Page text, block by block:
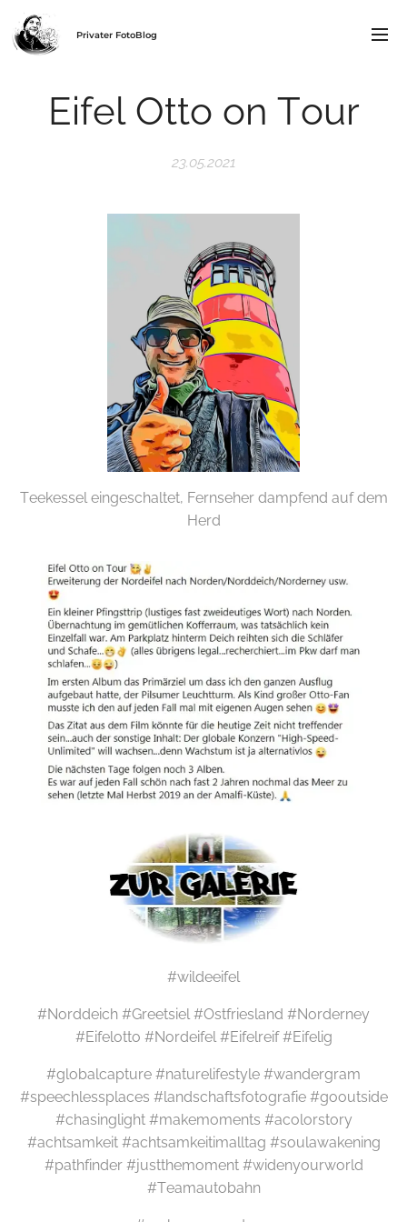
Privater FotoBlog
Eifel Otto on Tour
23.05.2021
Teekessel eingeschaltet, Fernseher dampfend auf dem
Herd
#wildeeifel
#Norddeich #Greetsiel #Ostfriesland #Norderney
#Eifelotto #Nordeifel #Eifelreif #Eifelig
#globalcapture #naturelifestyle #wandergram
#speechlessplaces #landschaftsfotografie #gooutside
#chasinglight #makemoments #acolorstory
#achtsamkeit #achtsamkeitimalltag #soulawakening
#pathfinder #justthemoment #widenyourworld
#Teamautobahn